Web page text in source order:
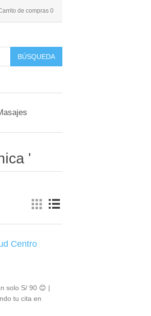
de compras 0
BÚSQUEDA
'
Centro
solo S/ 90 😊 |
tu cita en